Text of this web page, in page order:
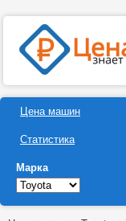
Цена машин
Статистика
Марка